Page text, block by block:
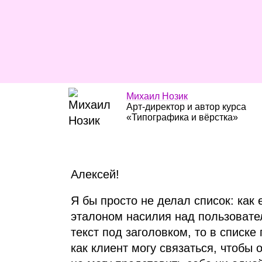
Михаил Нозик
Арт‑директор и автор курса
«Типографика и вёрстка»
Алексей!
Я бы просто не делал список: как
эталоном насилия над
текст под заголовком, то в
как клиент могу связаться,